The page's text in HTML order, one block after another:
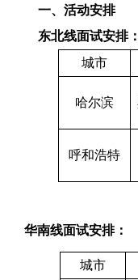
一、活动安排
东北线面试安排：
城市
哈尔滨
呼和浩特
华南线面试安排：
城市